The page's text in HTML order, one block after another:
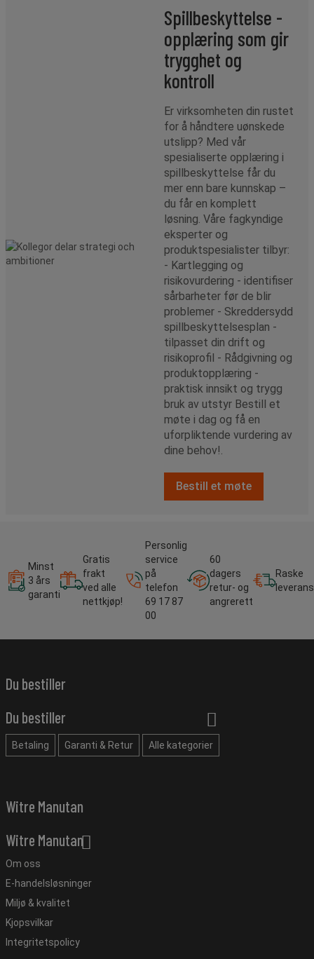
Spillbeskyttelse -
opplæring som gir
trygghet og
kontroll
Er virksomheten din rustet
for å håndtere uønskede
utslipp? Med vår
spesialiserte opplæring i
spillbeskyttelse får du
mer enn bare kunnskap –
du får en komplett
løsning. Våre fagkyndige
eksperter og
produktspesialister tilbyr:
- Kartlegging og
risikovurdering - identifiser
sårbarheter før de blir
problemer - Skreddersydd
spillbeskyttelsesplan -
tilpasset din drift og
risikoprofil - Rådgivning og
produktopplæring -
praktisk innsikt og trygg
bruk av utstyr Bestill et
møte i dag og få en
uforpliktende vurdering av
dine behov!.
Bestill et møte
Minst
3 års
garanti
Gratis
frakt
ved alle
nettkjøp!
Personlig
service
på
telefon
69 17 87
00
60
dagers
retur- og
angrerett
Raske
Du bestiller
Du bestiller
Betaling Garanti & Retur Alle kategorier
Witre Manutan
Witre Manutan
Om oss
E-handelsløsninger
Miljø & kvalitet
Kjopsvilkar
Integritetspolicy